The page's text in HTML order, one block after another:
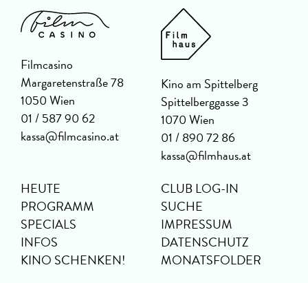
Filmcasino
Margaretenstraße 78
1050 Wien
01 / 587 90 62
kassa@filmcasino.at
Kino am Spittelberg
Spittelberggasse 3
1070 Wien
01 / 890 72 86
kassa@filmhaus.at
HEUTE
PROGRAMM
SPECIALS
INFOS
KINO SCHENKEN!
CLUB LOG-IN
SUCHE
IMPRESSUM
DATENSCHUTZ
MONATSFOLDER